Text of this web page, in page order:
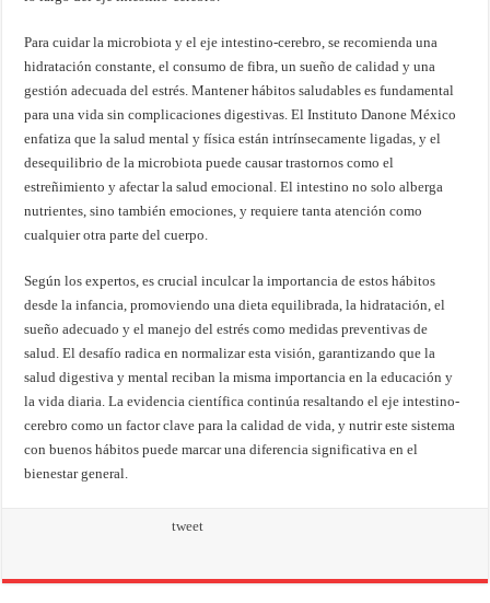
Para cuidar la microbiota y el eje intestino-cerebro, se recomienda una
hidratación constante, el consumo de fibra, un sueño de calidad y una
gestión adecuada del estrés. Mantener hábitos saludables es fundamental
para una vida sin complicaciones digestivas. El Instituto Danone México
enfatiza que la salud mental y física están intrínsecamente ligadas, y el
desequilibrio de la microbiota puede causar trastornos como el
estreñimiento y afectar la salud emocional. El intestino no solo alberga
nutrientes, sino también emociones, y requiere tanta atención como
cualquier otra parte del cuerpo.
Según los expertos, es crucial inculcar la importancia de estos hábitos
desde la infancia, promoviendo una dieta equilibrada, la hidratación, el
sueño adecuado y el manejo del estrés como medidas preventivas de
salud. El desafío radica en normalizar esta visión, garantizando que la
salud digestiva y mental reciban la misma importancia en la educación y
la vida diaria. La evidencia científica continúa resaltando el eje intestino-
cerebro como un factor clave para la calidad de vida, y nutrir este sistema
con buenos hábitos puede marcar una diferencia significativa en el
bienestar general.
tweet